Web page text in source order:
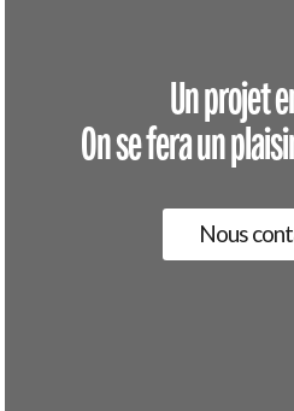
Un projet
On se fera un
Nous